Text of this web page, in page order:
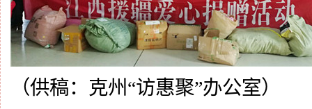
（供稿： 克州“访惠聚”办公室）